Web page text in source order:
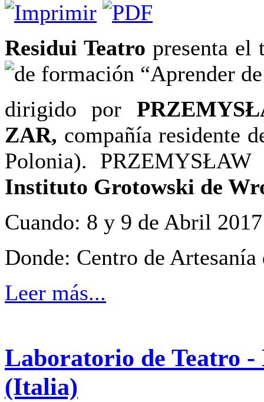
Residui Teatro presenta el
de formación “Aprender
dirigido por
ZAR, compañía residente
Polonia).
Instituto Grotowski de
Cuando: 8 y 9 de Abril
Donde: Centro de Artesanía
Leer más...
Laboratorio de Teatro -
(Italia)